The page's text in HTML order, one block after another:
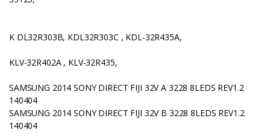
K DL32R303B, KDL32R303C , KDL-32R435A,
KLV-32R402A , KLV-32R435,
SAMSUNG 2014 SONY DIRECT FIJI 32V A 3228 8LEDS REV1.2
140404
SAMSUNG 2014 SONY DIRECT FIJI 32V B 3228 8LEDS REV1.2
140404